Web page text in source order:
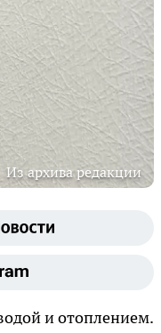
Из архива редакции
и отоплением.